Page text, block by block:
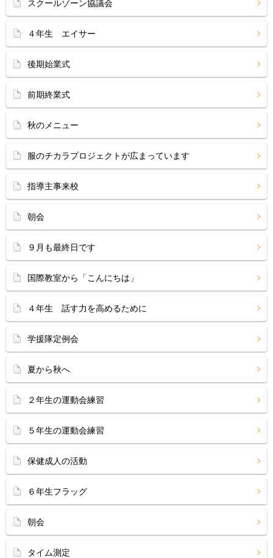
スクールゾーン協議会
４年生 エイサー
後期始業式
前期終業式
秋のメニュー
服のチカラプロジェクトが広まっています
指導主事来校
朝会
９月も最終日です
国際教室から「こんにちは」
４年生 話す力を高めるために
学援隊定例会
夏から秋へ
２年生の運動会練習
５年生の運動会練習
保健成人の活動
６年生フラッグ
朝会
タイム測定